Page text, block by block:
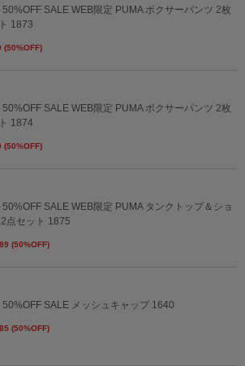
SALE WEB限定 PUMA ボクサーパンツ 2枚
1873
(50%OFF)
SALE WEB限定 PUMA ボクサーパンツ 2枚
1874
(50%OFF)
SALE WEB限定 PUMA タンクトップ＆ショ
点セット 1875
(50%OFF)
50%OFF SALE メッシュキャップ 1640
(50%OFF)